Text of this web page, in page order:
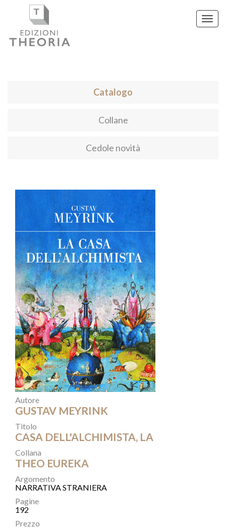
Catalogo
Collane
Cedole novità
Autore
GUSTAV MEYRINK
Titolo
CASA DELL'ALCHIMISTA, LA
Collana
THEO EUREKA
Argomento
NARRATIVA STRANIERA
Pagine
192
Prezzo